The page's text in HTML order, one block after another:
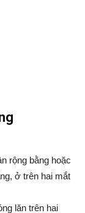
rộng bằng hoặc
ở trên hai mắt
lăn trên hai